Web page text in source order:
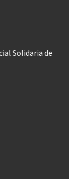
Solidaria de